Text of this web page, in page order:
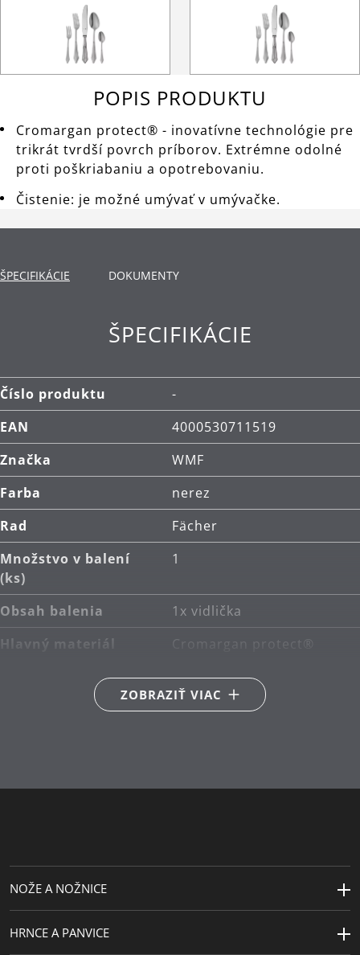
POPIS PRODUKTU
Cromargan protect® - inovatívne technológie pre
trikrát tvrdší povrch príborov. Extrémne odolné
proti poškriabaniu a opotrebovaniu.
Čistenie: je možné umývať v umývačke.
ŠPECIFIKÁCIE DOKUMENTY
ŠPECIFIKÁCIE
Číslo produktu
-
EAN
4000530711519
Značka
WMF
Farba
nerez
Rad
Fächer
Množstvo v balení
(ks)
1
Obsah balenia
1x vidlička
Hlavný materiál
Cromargan protect®
Starostlivosť o
možno umývať v
umývačke
ZOBRAZIŤ VIAC
NOŽE A NOŽNICE
HRNCE A PANVICE